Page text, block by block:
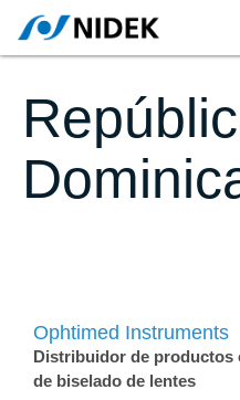
Ophtimed Instruments
Distribuidor de
de biselado de lentes